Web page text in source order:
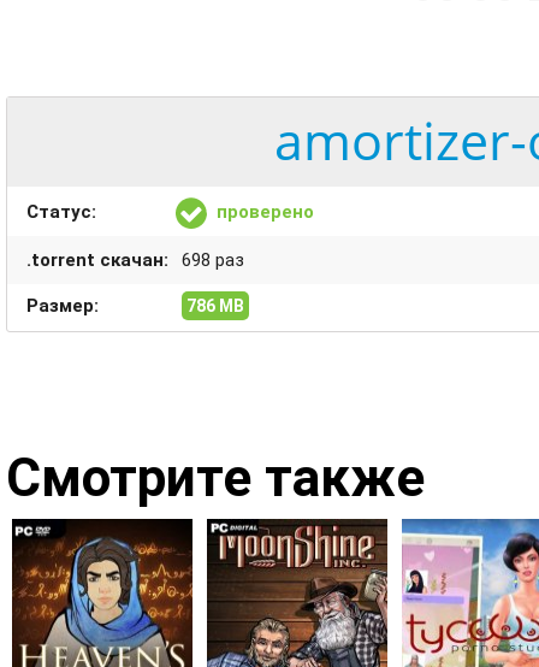
Статус: проверено
.torrent скачан: 698 раз
Размер: 786 MB
Смотрите также